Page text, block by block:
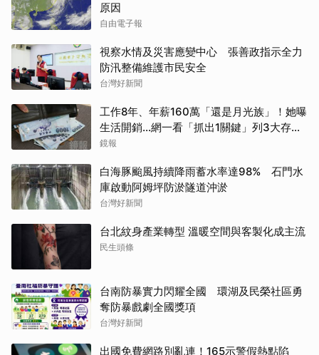
原因
自由電子報
視察水情及災害應變中心 張善政指示全力
防汛整備維護市民安全
台灣好新聞
工作8年、年薪160萬「還是月光族」！她曝
生活開銷…網一看「抓出1關鍵」列3大存錢
法
鏡報
白海豚颱風持續降雨蓄水率達98% 石門水
庫啟動阿姆坪防淤隧道沖淤
台灣好新聞
台北紋身產業轉型 溫暖空間與客製化成主流
民生頭條
台南防暴實力閃耀全國 環湖及民榮社區勇
奪防暴戲劇全國獎項
台灣好新聞
出國免費網路別亂連！165示警假熱點陷